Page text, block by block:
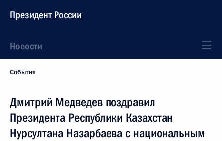
Президент России
Новости
События
Дмитрий Медведев поздравил
Президента Республики Казахстан
Нурсултана Назарбаева с национальным